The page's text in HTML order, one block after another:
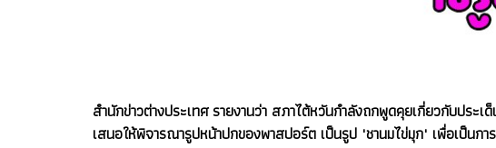
สำนักข่าวต่างประเทศ รายงานว่า สภาไต้หวันกำลังถกพูดคุยเกี่ยวกับปร
เสนอให้พิจารณารูปหน้าปกของพาสปอร์ต เป็นรูป "ชานมไข่มุก" เพื่อเป็นก